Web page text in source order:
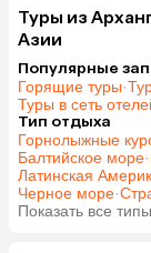
Туры из
Азии
Популярные
Горящие туры·
Туры в сеть
Тип отдыха
Горнолыжные
Балтийское море·
Латинская
Черное море·
Показать все типы